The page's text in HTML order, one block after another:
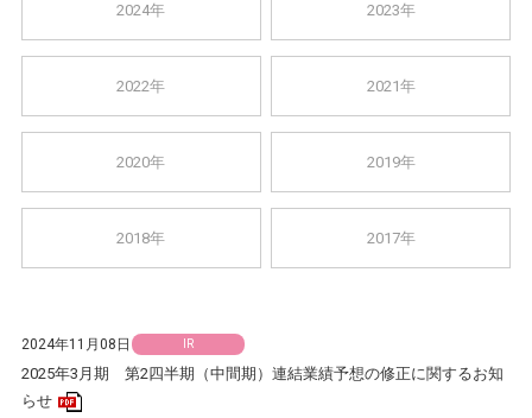
2024年 2023年
2022年 2021年
2020年 2019年
2018年 2017年
2024年11月08日 IR
2025年3月期 第2四半期（中間期）連結業績予想の修正に関するお知
らせ